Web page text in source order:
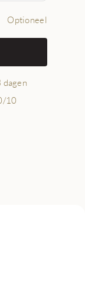
Optioneel
dagen
10